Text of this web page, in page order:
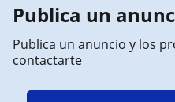
Publica un
Publica un anuncio y los
contactarte